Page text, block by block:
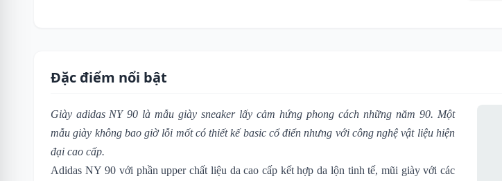
Đặc điểm nổi bật
Giày adidas NY 90 là mẫu giày sneaker lấy cảm hứng phong cách những năm 90. Một
mẫu giày không bao giờ lỗi mốt có thiết kế basic cổ điển nhưng với công nghệ vật liệu hiện
đại cao cấp.
Adidas NY 90 với phần upper chất liệu da cao cấp kết hợp da lộn tinh tế, mũi giày với các